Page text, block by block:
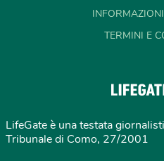
TERMINI E
LifeGate è una testata
Tribunale di Como, 27/2001